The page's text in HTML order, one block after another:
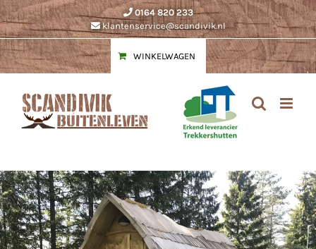
Ga
naar
inhoud
0164 820 233
klantenservice@scandivik.nl
WINKELWAGEN